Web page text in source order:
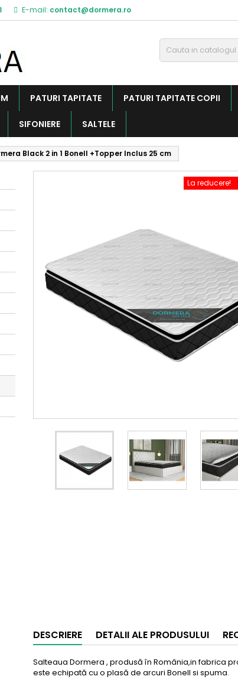
E-mail: contact@dormera.ro
PATURI TAPITATE PATURI TAPITATE COPII
SIFONIERE SALTELE
Black 2 in 1 Bonell +Topper Inclus 25 cm
La reducere!
DESCRIERE DETALII ALE PRODUSULUI
Salteaua Dormera , produsă în România,in fabrica
este echipată cu o plasă de arcuri Bonell si spuma.